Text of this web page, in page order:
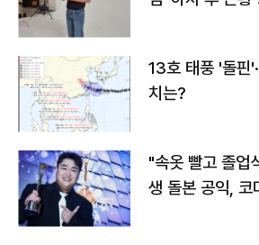
13호 태풍 '돌핀
치는?
"속옷 빨고 졸업
생 돌본 공익, 코